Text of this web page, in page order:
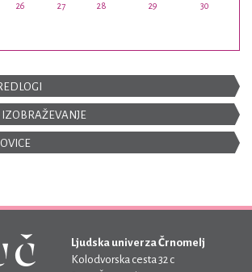
26 27 28 29 30
IZOBRAŽEVANJE
Ljudska univerza Črnomelj
Kolodvorska cesta 32 c